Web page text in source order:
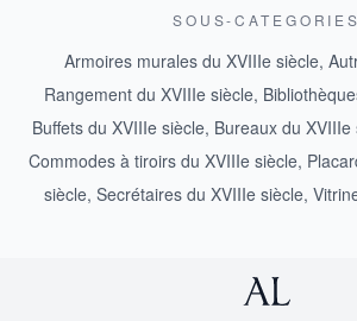
SOUS-CATEGORIES
Armoires murales du XVIIIe siècle,
Rangement du XVIIIe siècle,
Buffets du XVIIIe siècle, Bureaux du XVIIIe
Commodes à tiroirs du XVIIIe siècle,
siècle, Secrétaires du XVIIIe siècle,